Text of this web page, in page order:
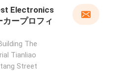
Electronics
ープロフィ
The
Tianliao
Street